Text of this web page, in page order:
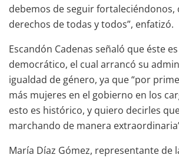
debemos de seguir
derechos de todas y todos”, enfatizó.
Escandón Cadenas señaló que éste
democrático, el cual arrancó su
igualdad de género, ya que “por
más mujeres en el gobierno en los
esto es histórico, y quiero decirles
marchando de manera
María Díaz Gómez, representante de